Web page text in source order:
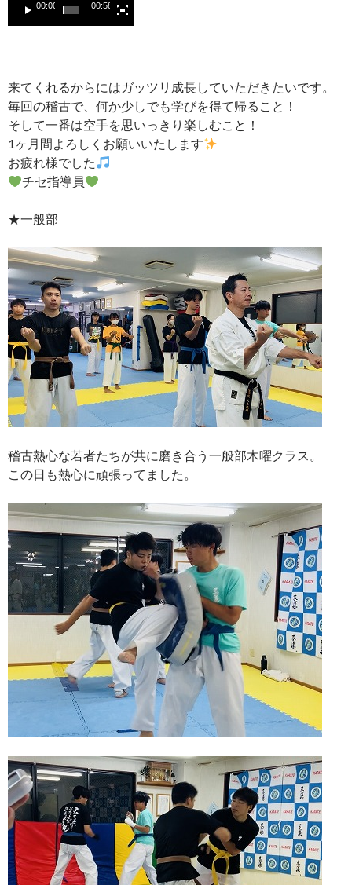
00:00 00:58
来てくれるからにはガッツリ成長していただきたいです。
毎回の稽古で、何か少しでも学びを得て帰ること！
そして一番は空手を思いっきり楽しむこと！
1ヶ月間よろしくお願いいたします
お疲れ様でした
チセ指導員
★一般部
稽古熱心な若者たちが共に磨き合う一般部木曜クラス。
この日も熱心に頑張ってました。